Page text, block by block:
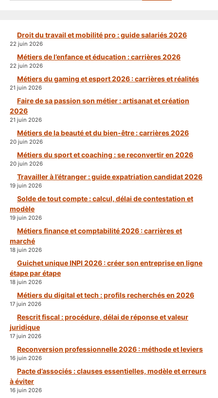
Droit du travail et mobilité pro : guide salariés 2026
22 juin 2026
Métiers de l’enfance et éducation : carrières 2026
22 juin 2026
Métiers du gaming et esport 2026 : carrières et réalités
21 juin 2026
Faire de sa passion son métier : artisanat et création
2026
21 juin 2026
Métiers de la beauté et du bien-être : carrières 2026
20 juin 2026
Métiers du sport et coaching : se reconvertir en 2026
20 juin 2026
Travailler à l’étranger : guide expatriation candidat 2026
19 juin 2026
Solde de tout compte : calcul, délai de contestation et
modèle
19 juin 2026
Métiers finance et comptabilité 2026 : carrières et
marché
18 juin 2026
Guichet unique INPI 2026 : créer son entreprise en ligne
étape par étape
18 juin 2026
Métiers du digital et tech : profils recherchés en 2026
17 juin 2026
Rescrit fiscal : procédure, délai de réponse et valeur
juridique
17 juin 2026
Reconversion professionnelle 2026 : méthode et leviers
16 juin 2026
Pacte d’associés : clauses essentielles, modèle et erreurs
à éviter
16 juin 2026